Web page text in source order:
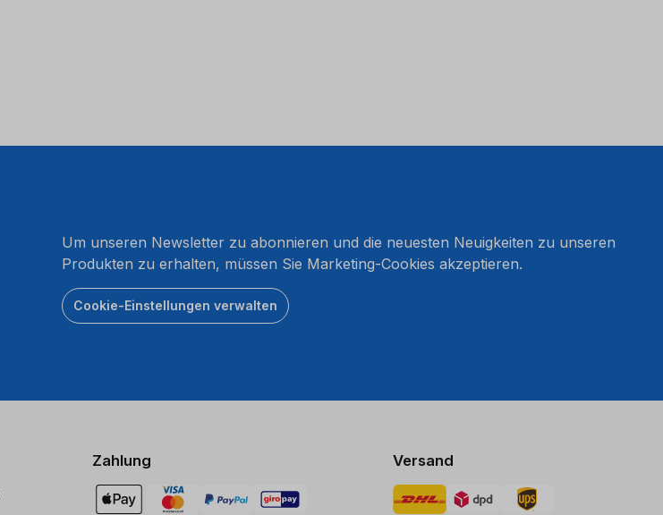
Um unseren Newsletter zu abonnieren und die neuesten Neuigkeiten zu unseren
Produkten zu erhalten, müssen Sie Marketing-Cookies akzeptieren.
Cookie-Einstellungen verwalten
Zahlung Versand